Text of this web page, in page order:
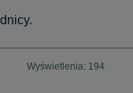
Wyświetlenia: 194